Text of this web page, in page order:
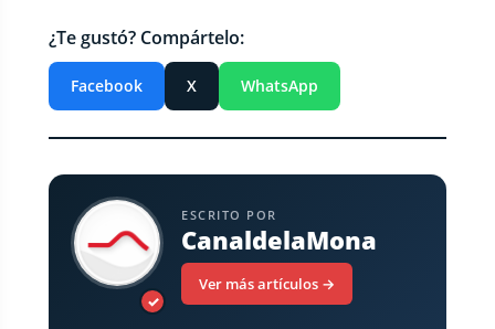
¿Te gustó? Compártelo:
Facebook X WhatsApp
✓
ESCRITO POR
CanaldelaMona
Ver más artículos →